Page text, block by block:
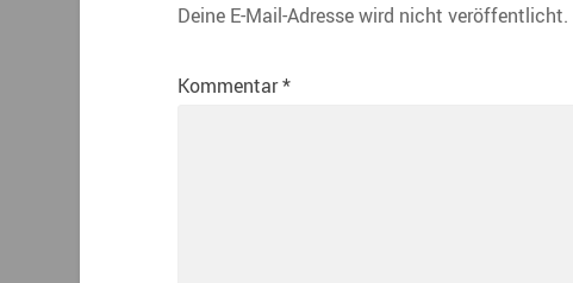
Deine E-Mail-Adresse wird nicht veröffentlicht.
Kommentar*